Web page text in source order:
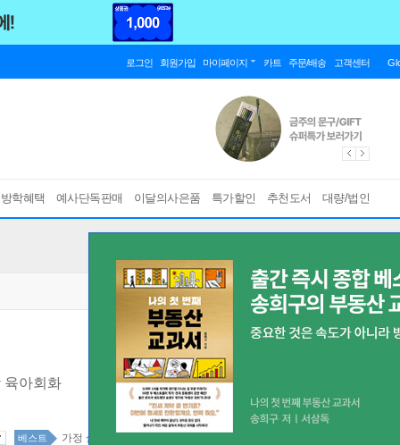
로그인 회원가입 마이페이지 카트 주문/배송 고객센터
학혜택 예사단독판매 이달의사은품 특가할인 추천도서 대량/법인
육아회화
베스트 가정 살림 64위